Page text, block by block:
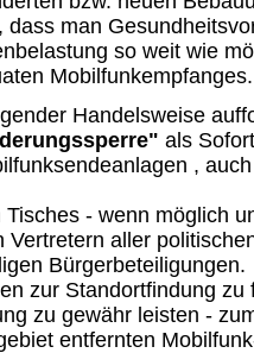
man
so weit wie
Mobilfunkempfanges.
Handelsweise
als
,
- wenn möglich
Vertretern aller
Bürgerbeteiligungen.
zur Standortfindung zu
zu gewähr leisten -
entfernten